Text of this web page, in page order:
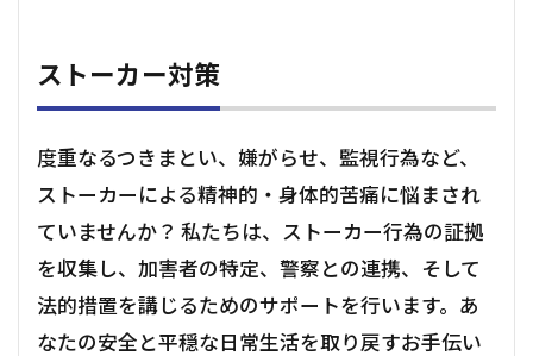
ストーカー対策
度重なるつきまとい、嫌がらせ、監視行為など、
ストーカーによる精神的・身体的苦痛に悩まされ
ていませんか？ 私たちは、ストーカー行為の証拠
を収集し、加害者の特定、警察との連携、そして
法的措置を講じるためのサポートを行います。あ
なたの安全と平穏な日常生活を取り戻すお手伝い